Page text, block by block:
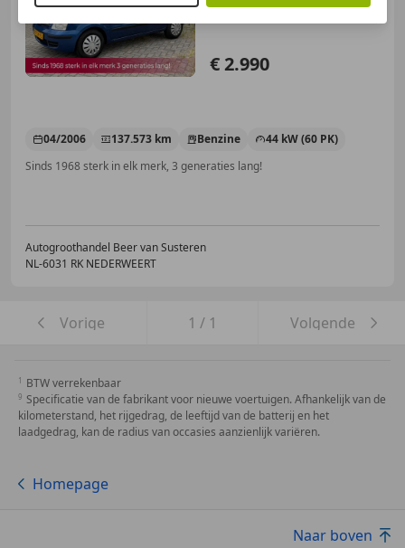
€ 2.990
04/2006 137.573 km Benzine
44 kW (60 PK)
Sinds 1968 sterk in elk merk, 3 generaties lang!
Autogroothandel Beer van Susteren
NL-6031 RK NEDERWEERT
Vorige 1 / 1 Volgende
BTW verrekenbaar
Specificatie van de fabrikant voor nieuwe voertuigen. Afhankelijk van de
kilometerstand, het rijgedrag, de leeftijd van de batterij en het
laadgedrag, kan de radius van occasies aanzienlijk variëren.
Homepage
Naar boven